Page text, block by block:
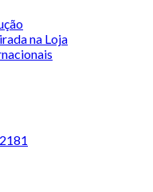
na Loja